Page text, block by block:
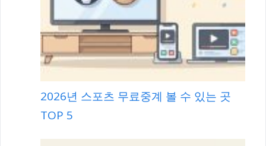
2026년 스포츠 무료중계 볼 수 있는 곳
TOP 5